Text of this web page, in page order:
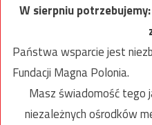
W sierpniu potrzebujemy:
Państwa wsparcie jest
Fundacji Magna Polonia.
Masz świadomość tego
niezależnych ośrodków